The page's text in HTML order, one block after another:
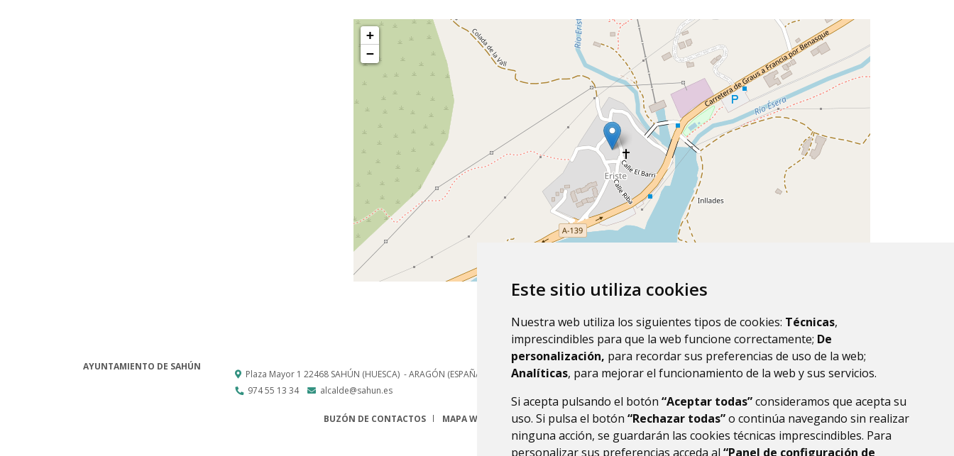
Este sitio utiliza cookies
Nuestra web utiliza los siguientes tipos de cookies: Técnicas,
imprescindibles para que la web funcione correctamente; De
personalización, para recordar sus preferencias de uso de la web;
Analíticas, para mejorar el funcionamiento de la web y sus servicios.
Si acepta pulsando el botón “Aceptar todas”consideramos que acepta su
uso. Si pulsa el botón “Rechazar todas”o continúa navegando sin realizar
ninguna acción, se guardarán las cookies técnicas imprescindibles. Para
personalizar sus preferencias acceda al “Panel de configuración de
+
−
AYUNTAMIENTO DE SAHÚN
Plaza Mayor 1 22468 SAHÚN (HUESCA) - ARAGÓN (ESPAÑA)
974 55 13 34
alcalde@sahun.es
BUZÓN DE CONTACTOS MAPA WEB AVISO LEGAL PROTECCIÓN DE DATOS ACCESIBILIDAD POLÍTICA DE COOKIES
ENLACE EXTERNO